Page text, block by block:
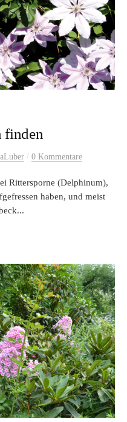
finden
/ 0 Kommentare
Rittersporne (Delphinum),
haben, und meist